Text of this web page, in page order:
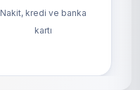
Nakit, kredi ve banka
kartı